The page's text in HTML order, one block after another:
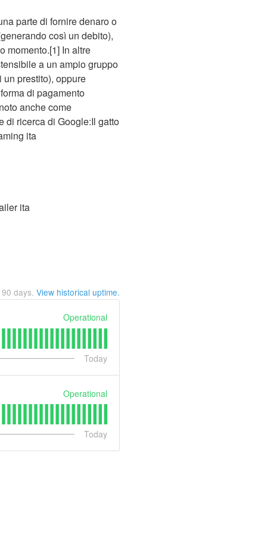
parte di fornire denaro o
così un debito),
momento.[1] In altre
a un ampio gruppo
prestito), oppure
di pagamento
anche come
di ricerca di Google:Il gatto
ita
ita
90 days. View historical uptime.
Operational
Today
Operational
Today